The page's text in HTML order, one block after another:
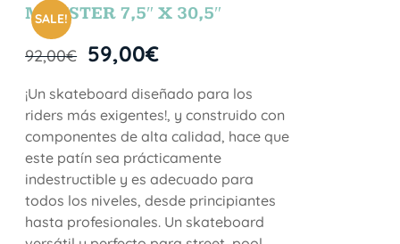
SALE!
MONSTER 7,5″ X 30,5″
92,00€ 59,00€
¡Un skateboard diseñado para los
riders más exigentes!, y construido con
componentes de alta calidad, hace que
este patín sea prácticamente
indestructible y es adecuado para
todos los niveles, desde principiantes
hasta profesionales. Un skateboard